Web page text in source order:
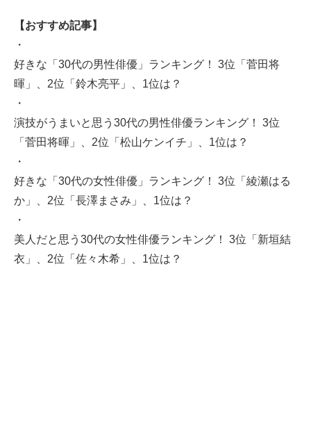
【おすすめ記事】
・
好きな「30代の男性俳優」ランキング！ 3位「菅田将
暉」、2位「鈴木亮平」、1位は？
・
演技がうまいと思う30代の男性俳優ランキング！ 3位
「菅田将暉」、2位「松山ケンイチ」、1位は？
・
好きな「30代の女性俳優」ランキング！ 3位「綾瀬はる
か」、2位「長澤まさみ」、1位は？
・
美人だと思う30代の女性俳優ランキング！ 3位「新垣結
衣」、2位「佐々木希」、1位は？